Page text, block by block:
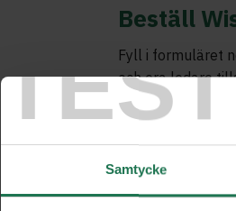
TEST
Samtycke
Beställ
Fyll i formuläret
och era ledare
Namn